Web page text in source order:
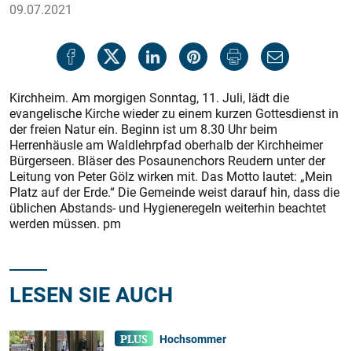
09.07.2021
Kirchheim. Am morgigen Sonntag, 11. Juli, lädt die
evangelische Kirche wieder zu einem kurzen Gottesdienst in
der freien Natur ein. Beginn ist um 8.30 Uhr beim
Herrenhäusle am Waldlehrpfad oberhalb der Kirchheimer
Bürgerseen. Bläser des Posaunenchors Reudern unter der
Leitung von Peter Gölz wirken mit. Das Motto lautet: „Mein
Platz auf der Erde.“ Die Gemeinde weist darauf hin, dass die
üblichen Abstands- und Hygieneregeln weiterhin beachtet
werden müssen. pm
LESEN SIE AUCH
Hochsommer